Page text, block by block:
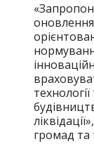
громад та